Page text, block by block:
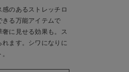
のあるストレッチロ
る万能アイテムで
に見せる効果も。ス
ます。シワになりに